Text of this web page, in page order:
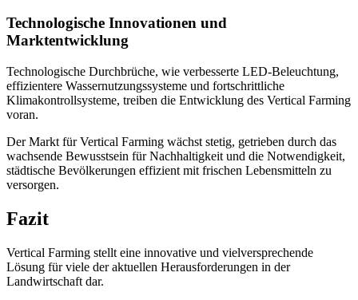
Technologische Innovationen und
Marktentwicklung
Technologische Durchbrüche, wie verbesserte LED-Beleuchtung,
effizientere Wassernutzungssysteme und fortschrittliche
Klimakontrollsysteme, treiben die Entwicklung des Vertical Farming
voran.
Der Markt für Vertical Farming wächst stetig, getrieben durch das
wachsende Bewusstsein für Nachhaltigkeit und die Notwendigkeit,
städtische Bevölkerungen effizient mit frischen Lebensmitteln zu
versorgen.
Fazit
Vertical Farming stellt eine innovative und vielversprechende
Lösung für viele der aktuellen Herausforderungen in der
Landwirtschaft dar.